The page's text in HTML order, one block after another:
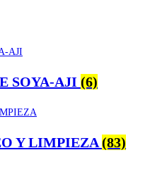
SOYA-AJI (6)
Y LIMPIEZA(83)